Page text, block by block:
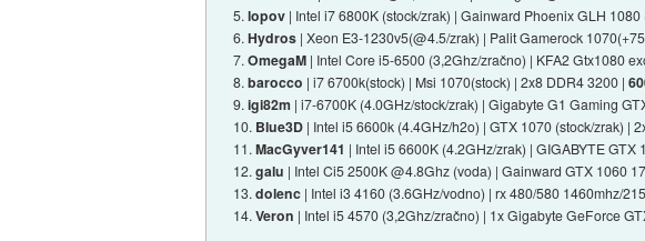
5.lopov | Intel i7 6800K (stock/zrak) | Gainward Phoenix GLH
6.Hydros | Xeon E3-1230v5(@4.5/zrak) | Palit Gamerock
7.OmegaM | Intel Core i5-6500 (3,2Ghz/zračno) | KFA2 Gtx1080
8.barocco | i7 6700k(stock) | Msi 1070(stock) | 2x8 DDR4 3200 |
9.igi82m | i7-6700K (4.0GHz/stock/zrak) | Gigabyte G1 Gaming
10. Blue3D | Intel i5 6600k (4.4GHz/h2o) | GTX 1070 (stock/zrak) |
11.MacGyver141 | Intel i5 6600K (4.2GHz/zrak) | GIGABYTE
12.galu | Intel Ci5 2500K @4.8Ghz (voda) | Gainward GTX 1060
13.dolenc | Intel i3 4160 (3.6GHz/vodno) | rx 480/580 1460mhz/
14.Veron | Intel i5 4570 (3,2Ghz/zračno) | 1x Gigabyte GeForce